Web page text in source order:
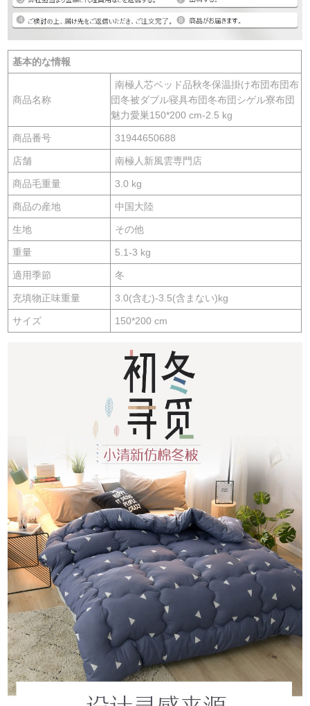
基本的な情報
商品名称
南極人芯ベッド品秋冬保温掛け布団布団布
団冬被ダブル寝具布団冬布団シゲル寮布団
魅力愛巣150*200 cm-2.5 kg
商品番号 31944650688
店舗 南極人新風雲専門店
商品毛重量 3.0 kg
商品の産地 中国大陸
生地 その他
重量 5.1-3 kg
適用季節 冬
充填物正味重量 3.0(含む)-3.5(含まない)kg
サイズ 150*200 cm